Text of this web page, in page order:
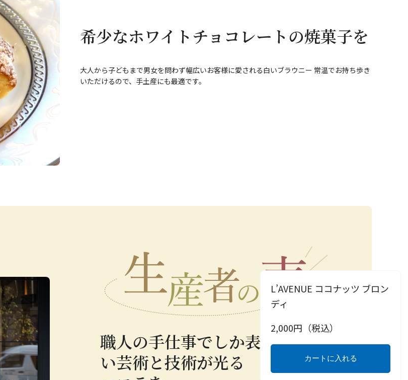
L’AVENUE ココナッツ ブロン
ディ
2,000円（税込）
カートに入れる
希少なホワイトチョコレートの焼菓子を
大人から子どもまで男女を問わず幅広いお客様に愛される白いブラウニー 常温でお持ち歩き
いただけるので、手土産にも最適です。
職人の手仕事でしか表現できな
い芸術と技術が光る 至福のシ